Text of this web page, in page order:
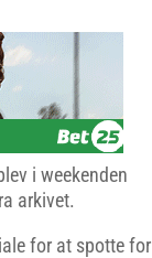
i weekenden
arkivet.
for at spotte for